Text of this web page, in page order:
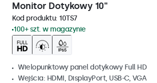
Monitor Dotykowy 10"
Kod produktu: 10TS7
100+ szt. w magazynie
Wielopunktowy panel dotykowy Full HD
Wejścia: HDMI, DisplayPort, USB-C, VGA